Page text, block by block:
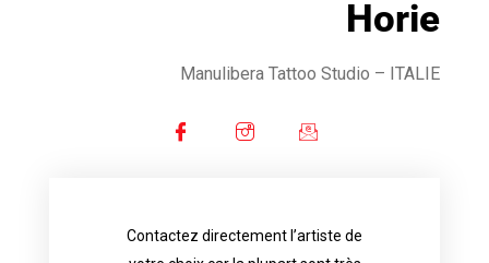
Horie
Manulibera Tattoo Studio – ITALIE
Contactez directement l’artiste de